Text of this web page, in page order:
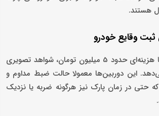
هستند.
ثبت وقایع خودرو
دوربین ثبت وقایع با هزینه‌ای حدود 5 میلیون تومان، شواهد تصویری
این دوربین‌ها معمولا حالت ضبط مداوم و
حتی در زمان پارک نیز هرگونه ضربه یا نزدیک